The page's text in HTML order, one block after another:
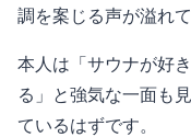
調を案じる声が溢れて
本人は「サウナが好
る」と強気な一面も
ているはずです。